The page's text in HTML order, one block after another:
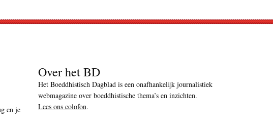
en je
Over het BD
Het Boeddhistisch Dagblad is een onafhankelijk journalistiek
webmagazine over boeddhistische thema’s en inzichten.
Lees ons colofon.